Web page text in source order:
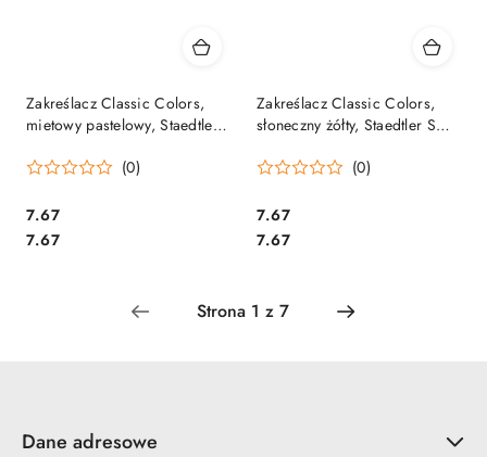
Zakreślacz Classic Colors,
mietowy pastelowy, Staedtler
(0)
Cena:
7.67
Cena:
7.67
Zakreślacz Classic Colors,
słoneczny żółty, Staedtler S
(0)
Cena:
7.67
Cena:
7.67
Dane adresowe